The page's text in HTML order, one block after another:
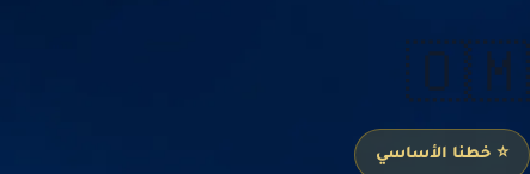
🇴🇲
⭐ خطنا الأساسي